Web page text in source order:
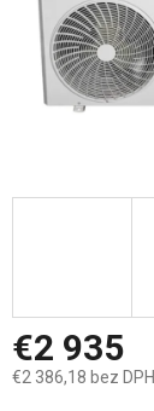
€2 935
€2 386,18 bez DPH